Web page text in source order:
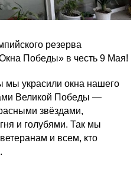
резерва
Победы» в честь 9 Мая!
украсили окна нашего
Великой Победы —
звёздами,
и голубями. Так мы
и всем, кто